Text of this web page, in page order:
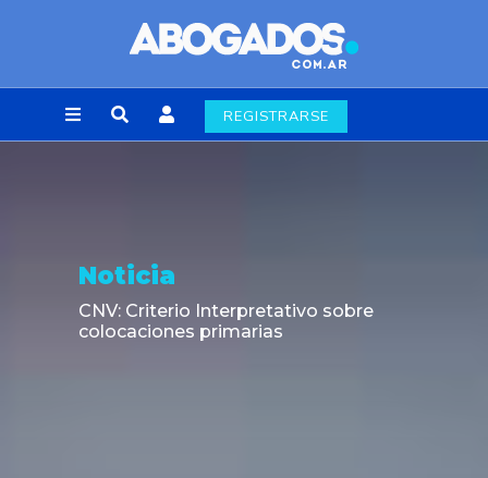
REGISTRARSE
Opinión
38.477 escritos en tres días: El caso
chileno que expuso el atraso del sistema